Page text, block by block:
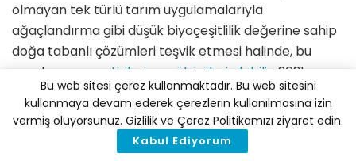
olmayan tek türlü tarım uygulamalarıyla
ağaçlandırma gibi düşük biyoçeşitlilik değerine sahip
doğa tabanlı çözümleri teşvik etmesi halinde, bu
uygulamanın
getirileri ve götürüleri olabilir
. 2021
yılında IPBES ve IPCC, “iklim değişikliğinin ve
biyoçeşitlilik kaybınınkarşılıklı olarak
güçlendirilmesinin, bu sorunlardan birinin tatmin edici
şekilde çözüme kavuşturulabilmesi için diğerinin de
Bu web sitesi çerez kullanmaktadır. Bu web sitesini
kullanmaya devam ederek çerezlerin kullanılmasına izin
vermiş oluyorsunuz. Gizlilik ve Çerez Politikamızı ziyaret edin.
Kabul Ediyorum